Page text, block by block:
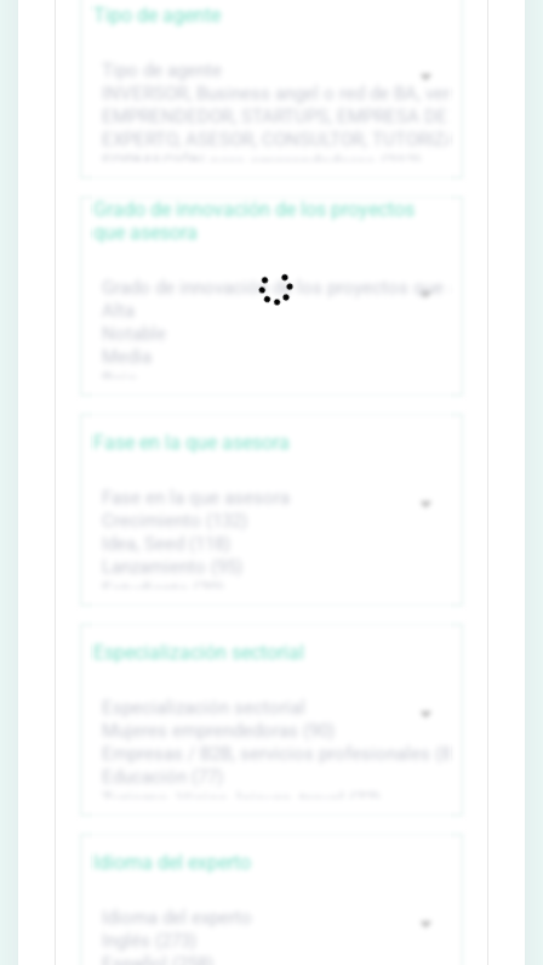
Tipo de agente
Grado de innovación de los proyectos
que asesora
Fase en la que asesora
Especialización sectorial
Idioma del experto